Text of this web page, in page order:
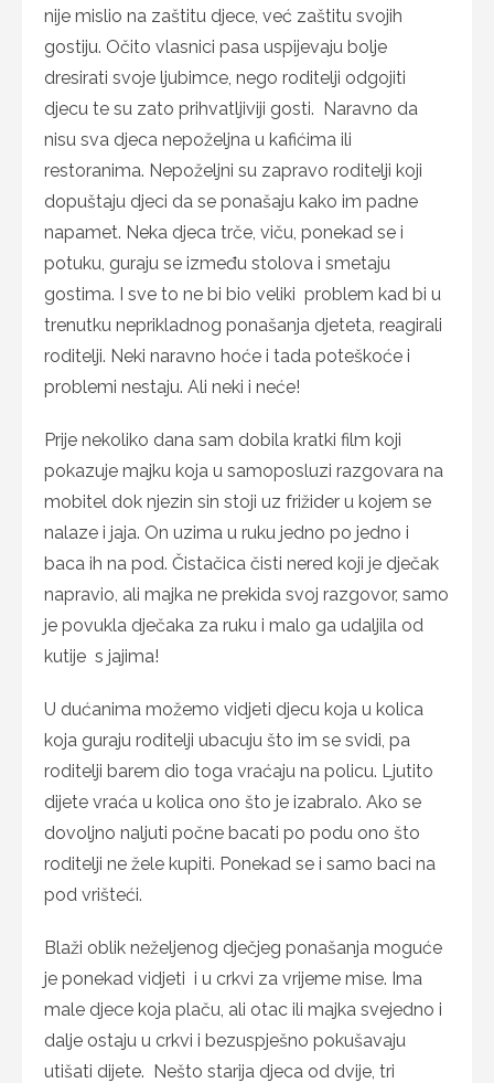
nije mislio na zaštitu djece, već zaštitu svojih
gostiju. Očito vlasnici pasa uspijevaju bolje
dresirati svoje ljubimce, nego roditelji odgojiti
djecu te su zato prihvatljiviji gosti. Naravno da
nisu sva djeca nepoželjna u kafićima ili
restoranima. Nepoželjni su zapravo roditelji koji
dopuštaju djeci da se ponašaju kako im padne
napamet. Neka djeca trče, viču, ponekad se i
potuku, guraju se između stolova i smetaju
gostima. I sve to ne bi bio veliki problem kad bi u
trenutku neprikladnog ponašanja djeteta, reagirali
roditelji. Neki naravno hoće i tada poteškoće i
problemi nestaju. Ali neki i neće!
Prije nekoliko dana sam dobila kratki film koji
pokazuje majku koja u samoposluzi razgovara na
mobitel dok njezin sin stoji uz frižider u kojem se
nalaze i jaja. On uzima u ruku jedno po jedno i
baca ih na pod. Čistačica čisti nered koji je dječak
napravio, ali majka ne prekida svoj razgovor, samo
je povukla dječaka za ruku i malo ga udaljila od
kutije s jajima!
U dućanima možemo vidjeti djecu koja u kolica
koja guraju roditelji ubacuju što im se svidi, pa
roditelji barem dio toga vraćaju na policu. Ljutito
dijete vraća u kolica ono što je izabralo. Ako se
dovoljno naljuti počne bacati po podu ono što
roditelji ne žele kupiti. Ponekad se i samo baci na
pod vrišteći.
Blaži oblik neželjenog dječjeg ponašanja moguće
je ponekad vidjeti i u crkvi za vrijeme mise. Ima
male djece koja plaču, ali otac ili majka svejedno i
dalje ostaju u crkvi i bezuspješno pokušavaju
utišati dijete. Nešto starija djeca od dvije, tri